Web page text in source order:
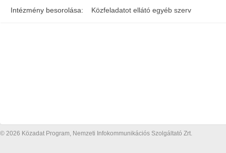
Intézmény besorolása: Közfeladatot ellátó egyéb szerv
© 2026 Közadat Program, Nemzeti Infokommunikációs Szolgáltató Zrt.